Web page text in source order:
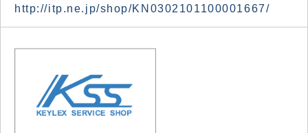
http://itp.ne.jp/shop/KN0302101100001667/